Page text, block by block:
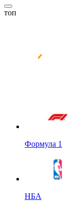
топ
Формула 1
НБА